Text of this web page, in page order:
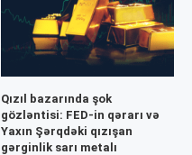
Qızıl bazarında şok
gözləntisi: FED-in qərarı və
Yaxın Şərqdəki qızışan
gərginlik sarı metalı